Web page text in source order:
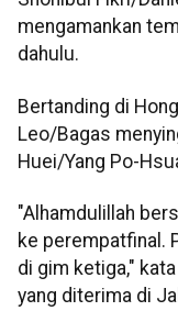
mengamankan
dahulu.
Bertanding di
Leo/Bagas
Huei/Yang Po-
"Alhamdulillah
ke perempatfinal.
di gim ketiga,"
yang diterima di